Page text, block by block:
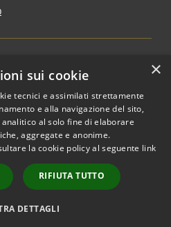
Copyright © 2026 • Comune di
Municipium•
Accesso
redazione
×
sui cookie
tecnici e assimilati strettamente
e alla navigazione del sito,
al solo fine di elaborare
aggregate e anonime.
la cookie policy al seguente link
RIFIUTA TUTTO
DETTAGLI